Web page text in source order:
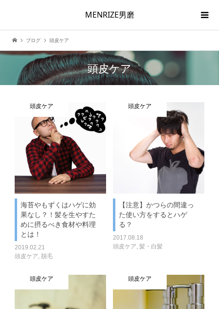
MENRIZE男磨
ブログ 頭皮ケア
頭皮ケア
頭皮ケア
海苔やもずくはハゲに効
果なし？！髪を生やすた
めに摂るべき食材や料理
とは！
2019.02.21
頭皮ケア 脱毛
頭皮ケア
【注意】かつらの間違っ
た使い方をするとハゲ
る？
2017.08.18
頭皮ケア ,髪・白髪
頭皮ケア 頭皮ケア